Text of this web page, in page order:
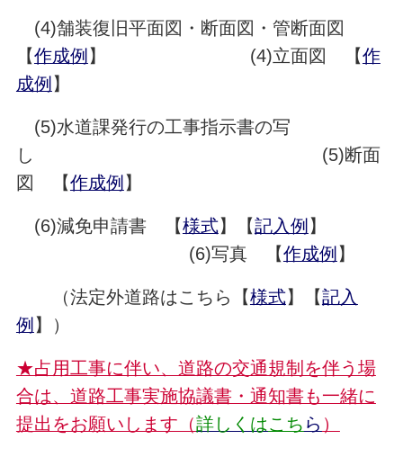
(4)舗装復旧平面図・断面図・管断面図
【作成例 】 (4)立面図 【作
成例 】
(5)水道課発行の工事指示書の写
し (5)断面
図 【作成例 】
(6)減免申請書 【様式】【記入例 】
(6)写真 【作成例 】
（法定外道路はこちら【様式】【記入
例 】）
★占用工事に伴い、道路の交通規制を伴う場
合は、道路工事実施協議書・通知書も一緒に
提出をお願いします（詳しくはこち ら ）